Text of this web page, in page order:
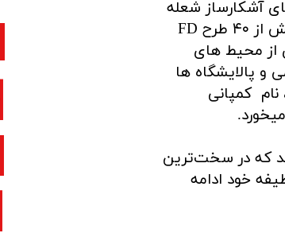
آشکارساز شعله
، این کمپانی همچنان با ارائه بیش از ۴۰ طرح FD
از محیط های
و پالایشگاه ها
کمپانی
کهدر سخت‌ترین
خود ادامه